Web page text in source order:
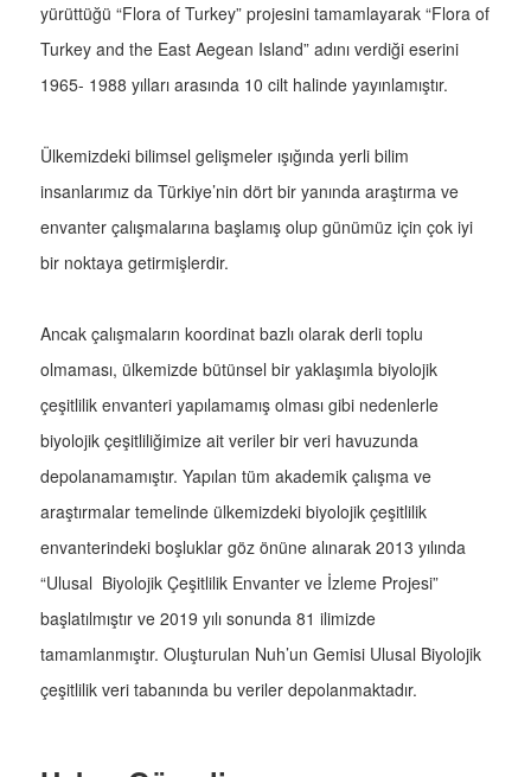
yürüttüğü “Flora of Turkey” projesini tamamlayarak “Flora of
Turkey and the East Aegean Island” adını verdiği eserini
1965- 1988 yılları arasında 10 cilt halinde yayınlamıştır.
Ülkemizdeki bilimsel gelişmeler ışığında yerli bilim
insanlarımız da Türkiye’nin dört bir yanında araştırma ve
envanter çalışmalarına başlamış olup günümüz için çok iyi
bir noktaya getirmişlerdir.
Ancak çalışmaların koordinat bazlı olarak derli toplu
olmaması, ülkemizde bütünsel bir yaklaşımla biyolojik
çeşitlilik envanteri yapılamamış olması gibi nedenlerle
biyolojik çeşitliliğimize ait veriler bir veri havuzunda
depolanamamıştır. Yapılan tüm akademik çalışma ve
araştırmalar temelinde ülkemizdeki biyolojik çeşitlilik
envanterindeki boşluklar göz önüne alınarak 2013 yılında
“Ulusal Biyolojik Çeşitlilik Envanter ve İzleme Projesi”
başlatılmıştır ve 2019 yılı sonunda 81 ilimizde
tamamlanmıştır. Oluşturulan Nuh’un Gemisi Ulusal Biyolojik
çeşitlilik veri tabanında bu veriler depolanmaktadır.